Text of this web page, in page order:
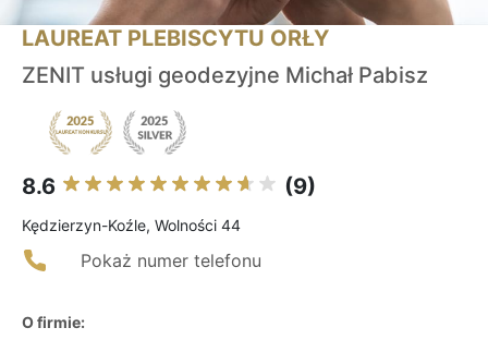
LAUREAT PLEBISCYTU ORŁY
ZENIT usługi geodezyjne Michał Pabisz
8.6 (9)
Kędzierzyn-Koźle, Wolności 44
Pokaż numer telefonu
O firmie: